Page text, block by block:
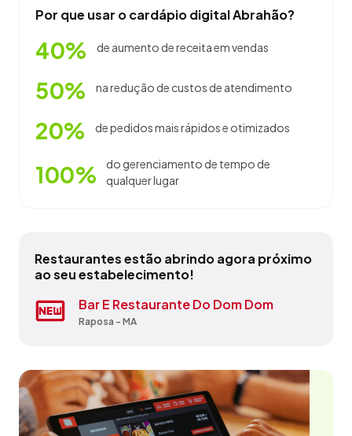
Por que usar o cardápio digital Abrahão?
40% de aumento de receita em vendas
50% na redução de custos de atendimento
20% de pedidos mais rápidos e otimizados
100%
do gerenciamento de tempo de
qualquer lugar
Restaurantes estão abrindo agora próximo
ao seu estabelecimento!
Baluarte Ecoturismo
Tutóia - MA
Bar E Restaurante Do Dom Dom
Raposa - MA
Cabana Do Sol
São Luís - MA
Centro Sul Empreendimentos
Carolina - MA
Chaga Mais
Carolina - MA
Churrascaria O Gaucho
São Luís - MA
Dolcce Grill
São Luís - MA
J C Restaurante
Barreirinhas - MA
Restaurante Rei Do Cupim
Santa Luzia do Paruá - MA
Restaurante Sabores Da Carmem
Barreirinhas - MA